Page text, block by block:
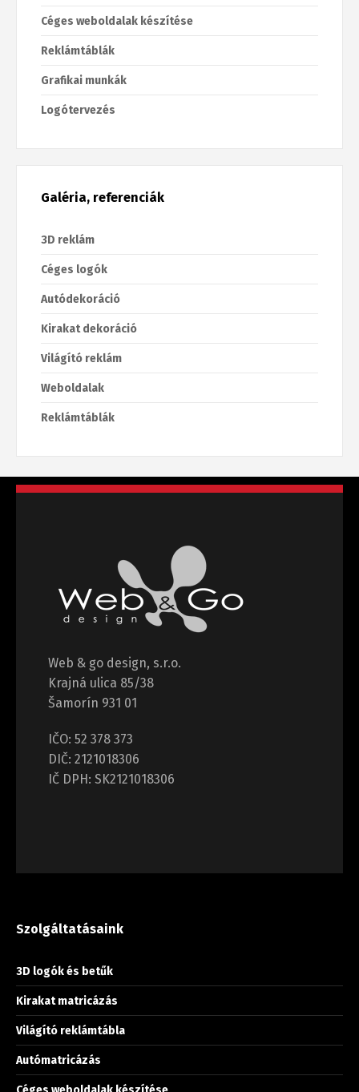
Céges weboldalak készítése
Reklámtáblák
Grafikai munkák
Logótervezés
Galéria, referenciák
3D reklám
Céges logók
Autódekoráció
Kirakat dekoráció
Világító reklám
Weboldalak
Reklámtáblák
Web & go design, s.r.o.
Krajná ulica 85/38
Šamorín 931 01
IČO: 52 378 373
DIČ: 2121018306
IČ DPH: SK2121018306
Szolgáltatásaink
3D logók és betűk
Kirakat matricázás
Világító reklámtábla
Autómatricázás